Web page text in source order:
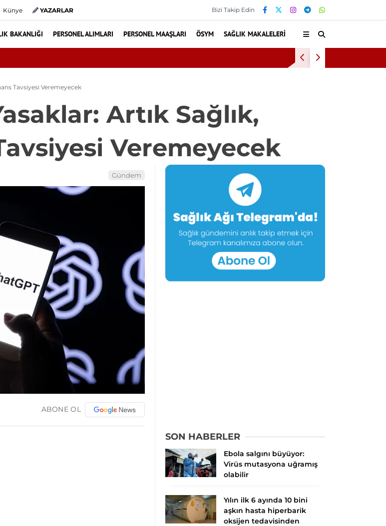
Künye YAZARLAR Bizi Takip Edin
BAKANLIĞI PERSONEL ALIMLARI PERSONEL MAAŞLARI ÖSYM SAĞLIK MAKALELERI
hasta hiperbarik oksijen tedavisinden yararlandı
Tavsiyesi Veremeyecek
Artık Sağlık,
Veremeyecek
Gündem
ABONE OL
SON HABERLER
Ebola salgını büyüyor:
Virüs mutasyona uğramış
olabilir
Yılın ilk 6 ayında 10 bini
aşkın hasta hiperbarik
oksijen tedavisinden